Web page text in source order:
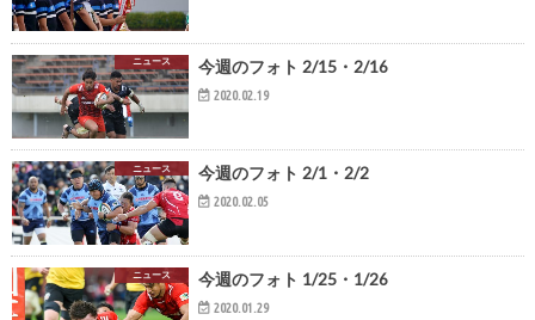
ニュース 今週のフォト 2/15・2/16
2020.02.19
ニュース 今週のフォト 2/1・2/2
2020.02.05
ニュース 今週のフォト 1/25・1/26
2020.01.29